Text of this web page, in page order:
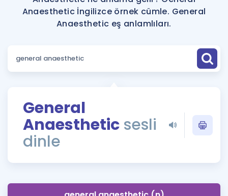
Ücretsiz Kaynaklar
Kampanyalar
Blog
Blog
İngilizce Gramer
Kariyer
Anaesthetic İngilizce örnek cümle. General
Anaesthetic eş anlamlıları.
General
Anaesthetic sesli
dinle